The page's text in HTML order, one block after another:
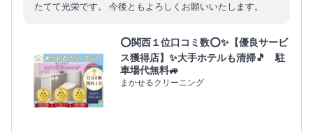
たてて光栄です。 今後ともよろしくお願いいたします。
⭕関西１位口コミ数⭕✨【優良サービ
ス獲得店】✨大手ホテルも清掃🎵 駐
車場代無料🚙
まかせるクリーニング